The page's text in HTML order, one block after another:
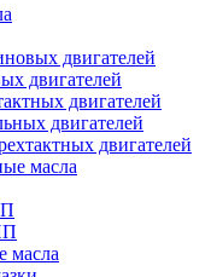
двигателей
двигателей
двигателей
двигателей
двигателей
масла
масла